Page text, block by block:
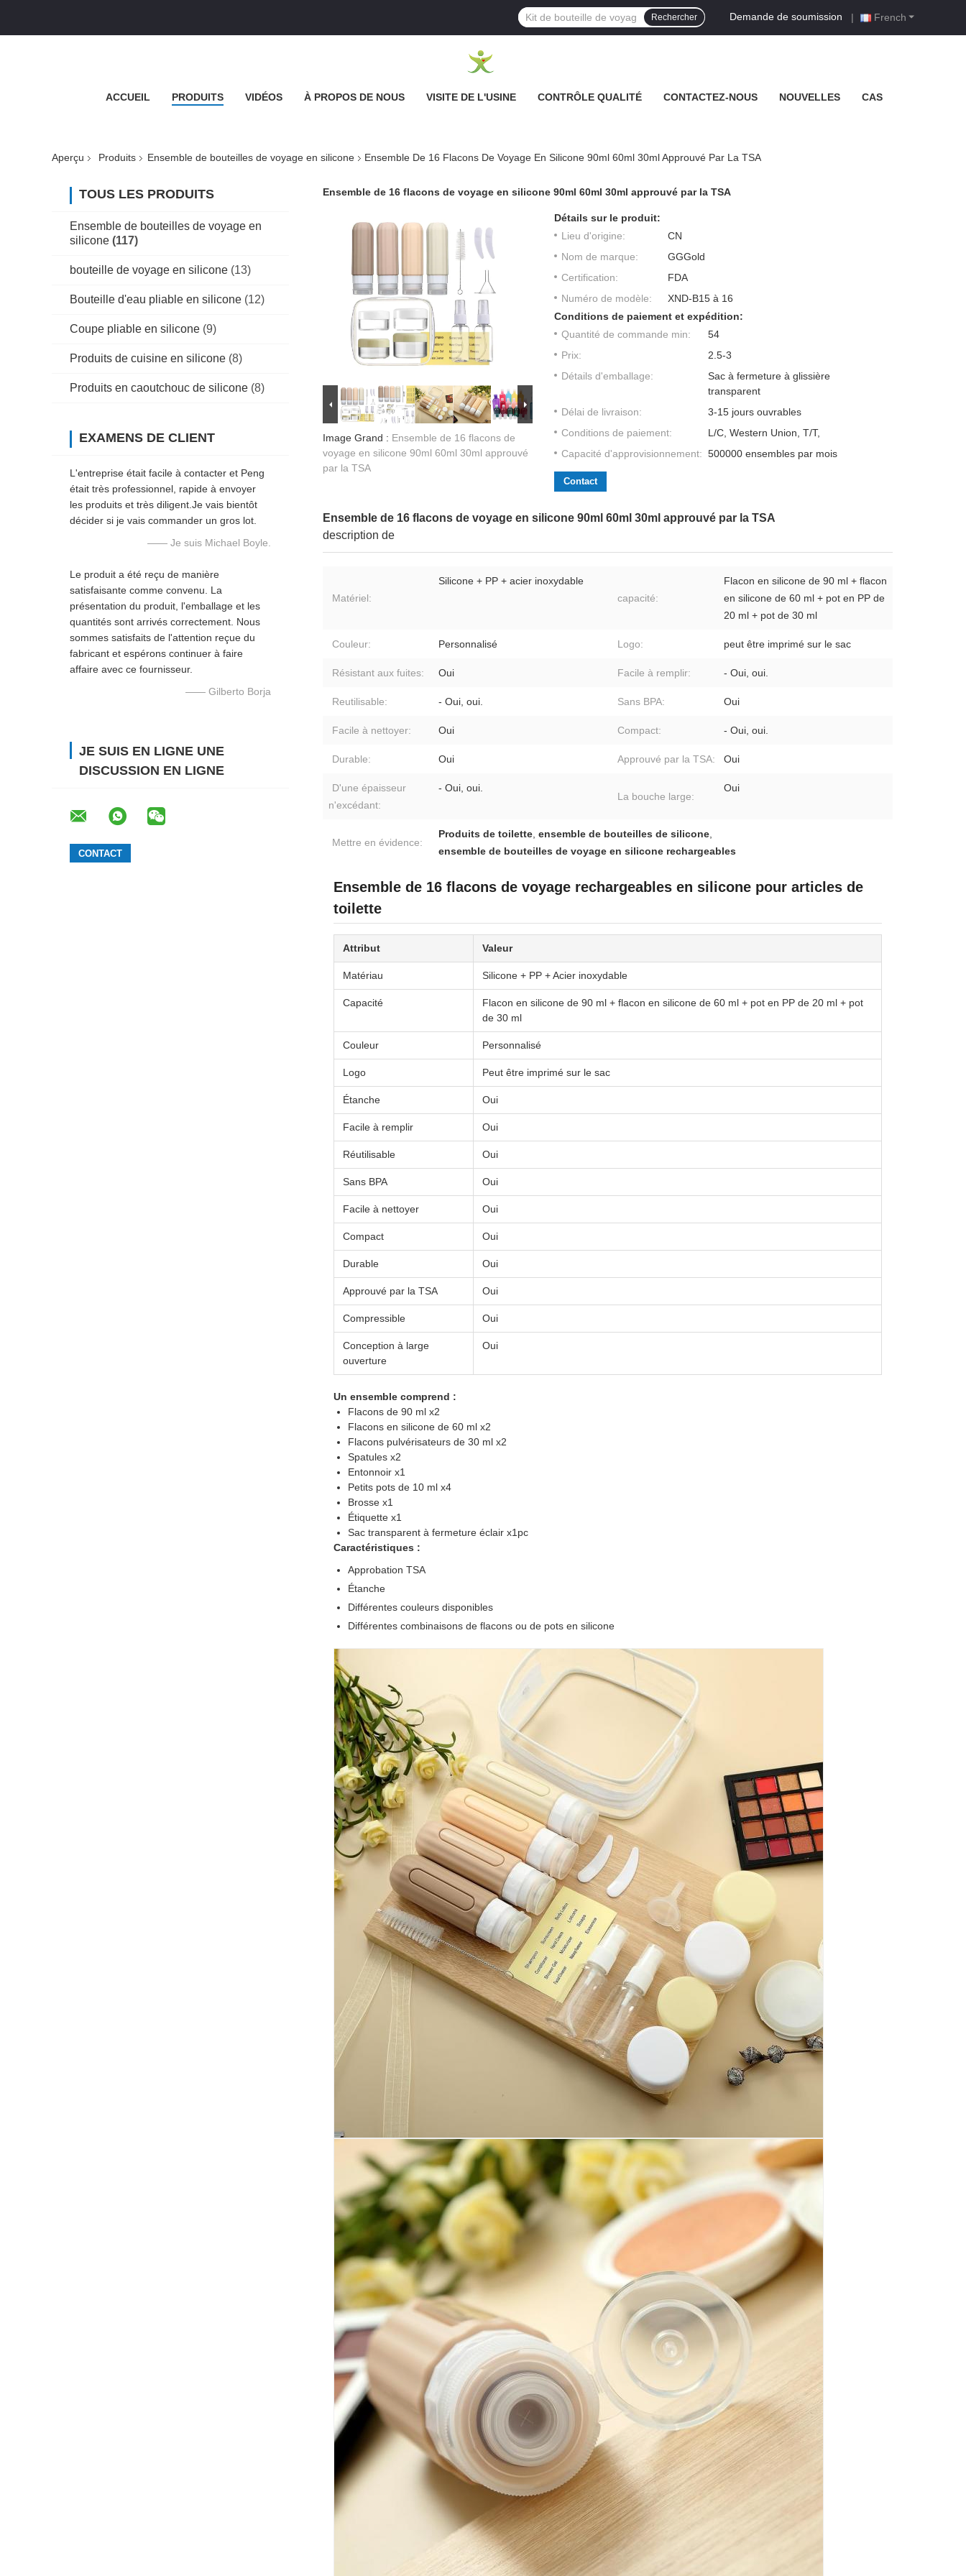
French
Demande de soumission |
Rechercher
ACCUEIL PRODUITS VIDÉOS À PROPOS DE NOUS VISITE DE L'USINE CONTRÔLE QUALITÉ CONTACTEZ-NOUS NOUVELLES CAS
Aperçu Produits Ensemble de bouteilles de voyage en silicone Ensemble De 16 Flacons De Voyage En Silicone 90ml 60ml 30ml Approuvé Par La TSA
TOUS LES PRODUITS
Ensemble de bouteilles de voyage en
silicone (117)
bouteille de voyage en silicone (13)
Bouteille d'eau pliable en silicone (12)
Coupe pliable en silicone (9)
Produits de cuisine en silicone (8)
Produits en caoutchouc de silicone (8)
EXAMENS DE CLIENT
L'entreprise était facile à contacter et Peng
était très professionnel, rapide à envoyer
les produits et très diligent.Je vais bientôt
décider si je vais commander un gros lot.
—— Je suis Michael Boyle.
Le produit a été reçu de manière
satisfaisante comme convenu. La
présentation du produit, l'emballage et les
quantités sont arrivés correctement. Nous
sommes satisfaits de l'attention reçue du
fabricant et espérons continuer à faire
affaire avec ce fournisseur.
—— Gilberto Borja
JE SUIS EN LIGNE UNE
DISCUSSION EN LIGNE
Ensemble de 16 flacons de voyage en silicone 90ml 60ml 30ml approuvé par la TSA
Image Grand : Ensemble de 16 flacons de
voyage en silicone 90ml 60ml 30ml approuvé
par la TSA
Détails sur le produit:
Lieu d'origine:
CN
Nom de marque:
GGGold
Certification:
FDA
Numéro de modèle:
XND-B15 à 16
Conditions de paiement et expédition:
Quantité de commande min:
54
Prix:
2.5-3
Détails d'emballage:
Sac à fermeture à glissière
transparent
Délai de livraison:
3-15 jours ouvrables
Conditions de paiement:
L/C, Western Union, T/T,
Capacité d'approvisionnement: 500000 ensembles par mois
Contact
Ensemble de 16 flacons de voyage en silicone 90ml 60ml 30ml approuvé par la TSA
description de
Matériel:
Silicone + PP + acier inoxydable
capacité:
Flacon en silicone de 90 ml + flacon
en silicone de 60 ml + pot en PP de
20 ml + pot de 30 ml
Couleur: Personnalisé Logo: peut être imprimé sur le sac
Résistant aux fuites: Oui Facile à remplir: - Oui, oui.
Reutilisable: - Oui, oui. Sans BPA: Oui
Facile à nettoyer: Oui Compact: - Oui, oui.
Durable: Oui Approuvé par la TSA: Oui
D'une épaisseur
n'excédant:
- Oui, oui.
La bouche large:
Oui
Mettre en évidence:
Produits de toilette, ensemble de bouteilles de silicone,
ensemble de bouteilles de voyage en silicone rechargeables
Ensemble de 16 flacons de voyage rechargeables en silicone pour articles de
toilette
Attribut Valeur
Matériau Silicone + PP + Acier inoxydable
Capacité
Flacon en silicone de 90 ml + flacon en silicone de 60 ml + pot en PP de 20 ml + pot
de 30 ml
Couleur Personnalisé
Logo Peut être imprimé sur le sac
Étanche Oui
Facile à remplir Oui
Réutilisable Oui
Sans BPA Oui
Facile à nettoyer Oui
Compact Oui
Durable Oui
Approuvé par la TSA Oui
Compressible Oui
Conception à large
ouverture
Oui
Un ensemble comprend :
Flacons de 90 ml x2
Flacons en silicone de 60 ml x2
Flacons pulvérisateurs de 30 ml x2
Spatules x2
Entonnoir x1
Petits pots de 10 ml x4
Brosse x1
Étiquette x1
Sac transparent à fermeture éclair x1pc
Caractéristiques :
Approbation TSA
Étanche
Différentes couleurs disponibles
Différentes combinaisons de flacons ou de pots en silicone